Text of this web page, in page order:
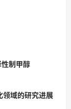
制甲醇
域的研究进展